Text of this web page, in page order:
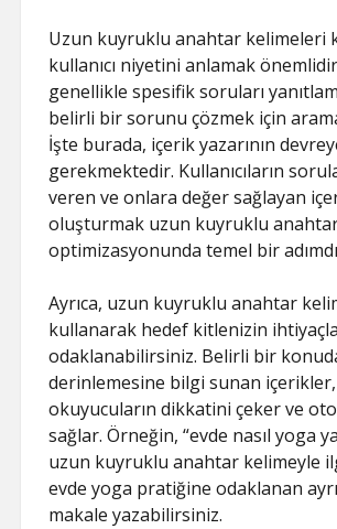
Uzun kuyruklu anahtar kelimeleri
kullanıcı niyetini anlamak
genellikle spesifik soruları
belirli bir sorunu çözmek için
İşte burada, içerik yazarının
gerekmektedir. Kullanıcıların
veren ve onlara değer sağlayan
oluşturmak uzun kuyruklu
optimizasyonunda temel bir
Ayrıca, uzun kuyruklu anahtar
kullanarak hedef kitlenizin
odaklanabilirsiniz. Belirli bir
derinlemesine bilgi sunan içerikler,
okuyucuların dikkatini çeker ve
sağlar. Örneğin, “evde nasıl yoga
uzun kuyruklu anahtar kelimeyle
evde yoga pratiğine odaklanan
makale yazabilirsiniz.